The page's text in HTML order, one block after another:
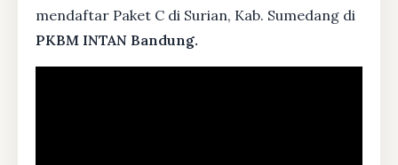
mendaftar Paket C di Surian, Kab. Sumedang di
PKBM INTAN Bandung.